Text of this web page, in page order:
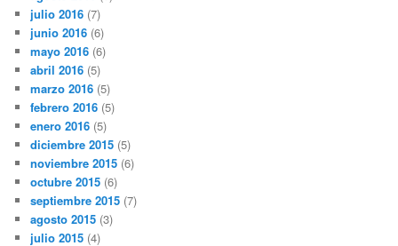
julio 2016 (7)
junio 2016 (6)
mayo 2016 (6)
abril 2016 (5)
marzo 2016 (5)
febrero 2016 (5)
enero 2016 (5)
diciembre 2015 (5)
noviembre 2015 (6)
octubre 2015 (6)
septiembre 2015 (7)
agosto 2015 (3)
julio 2015 (4)